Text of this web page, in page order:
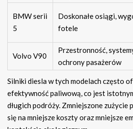
BMW serii
5
Doskonałe osiągi,
fotele
Volvo V90
Przestronność,
ochrony pasażerów
Silniki diesla w tych modelach często
efektywność paliwową, co jest
długich podróży. Zmniejszone zużycie
się na mniejsze koszty oraz mniejsze